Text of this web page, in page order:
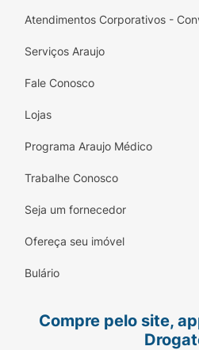
Atendimentos Corporativos -
Serviços Araujo
Fale Conosco
Lojas
Programa Araujo Médico
Trabalhe Conosco
Seja um fornecedor
Ofereça seu imóvel
Bulário
Compre pelo site,